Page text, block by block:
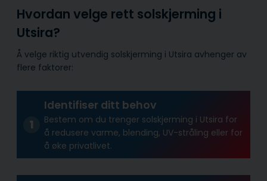
Hvordan velge rett solskjerming i
Utsira?
Å velge riktig utvendig solskjerming i Utsira avhenger av
flere faktorer:
Identifiser ditt behov
Bestem om du trenger solskjerming i Utsira for
å redusere varme, blending, UV-stråling eller for
å øke privatlivet.